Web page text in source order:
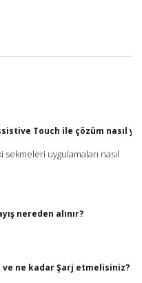
Touch ile çözüm nasıl
uygulamaları nasıl
nereden alınır?
ve ne kadar Şarj etmelisiniz?